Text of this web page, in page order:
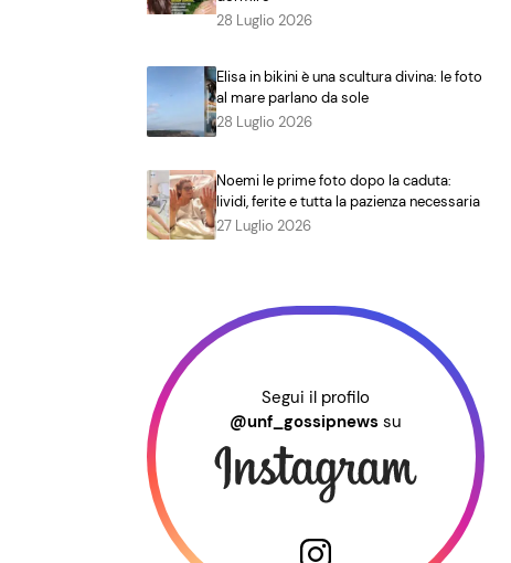
28 Luglio 2026
Elisa in bikini è una scultura divina: le foto
al mare parlano da sole
28 Luglio 2026
Noemi le prime foto dopo la caduta:
lividi, ferite e tutta la pazienza necessaria
27 Luglio 2026
Segui il profilo
@unf_gossipnews su